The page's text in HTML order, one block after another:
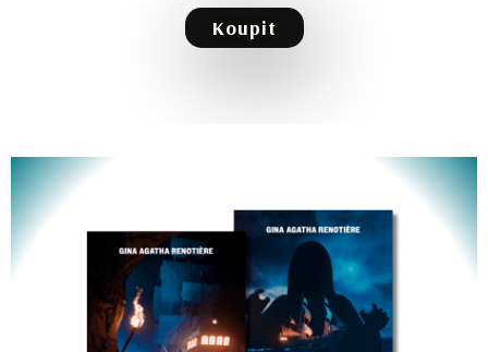
Koupit